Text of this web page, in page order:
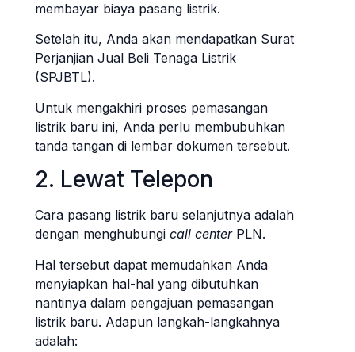
membayar biaya pasang listrik.
Setelah itu, Anda akan mendapatkan Surat
Perjanjian Jual Beli Tenaga Listrik
(SPJBTL).
Untuk mengakhiri proses pemasangan
listrik baru ini, Anda perlu membubuhkan
tanda tangan di lembar dokumen tersebut.
2. Lewat Telepon
Cara pasang listrik baru selanjutnya adalah
dengan menghubungi call centerPLN.
Hal tersebut dapat memudahkan Anda
menyiapkan hal-hal yang dibutuhkan
nantinya dalam pengajuan pemasangan
listrik baru. Adapun langkah-langkahnya
adalah: